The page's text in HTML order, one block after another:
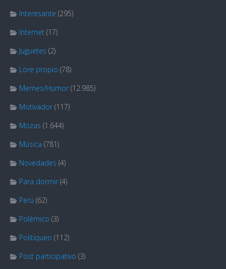
Interesante (295)
Internet (17)
Juguetes (2)
Lore propio (78)
Memes/Humor (12.985)
Motivador (117)
Mozas (1.644)
Música (781)
Novedades (4)
Para dormir (4)
Perú (62)
Polémico (3)
Politiqueo (112)
Post participativo (3)